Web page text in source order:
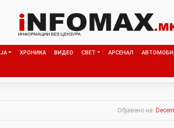
ХРОНИКА ВИДЕО СВЕТ АРСЕНАЛ
Објавено на: